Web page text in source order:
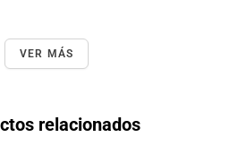
VER MÁS
relacionados